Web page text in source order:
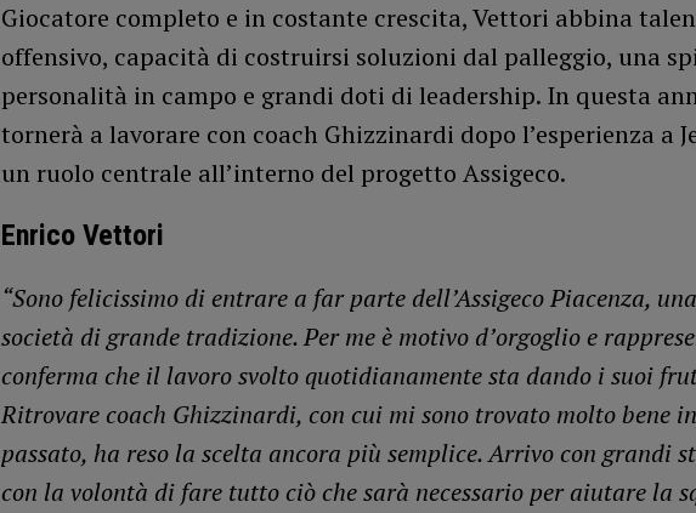
Giocatore completo e in costante crescita, Vettori abbina
offensivo, capacità di costruirsi soluzioni dal palleggio, una
personalità in campo e grandi doti di leadership. In questa
tornerà a lavorare con coach Ghizzinardi dopo l’esperienza a
un ruolo centrale all’interno del progetto Assigeco.
Enrico Vettori
“Sono felicissimo di entrare a far parte dell’Assigeco Piacenza, una
società di grande tradizione. Per me è motivo d’orgoglio e
conferma che il lavoro svolto quotidianamente sta dando i suoi
Ritrovare coach Ghizzinardi, con cui mi sono trovato molto bene in
passato, ha reso la scelta ancora più semplice. Arrivo con grandi
con la volontà di fare tutto ciò che sarà necessario per aiutare la